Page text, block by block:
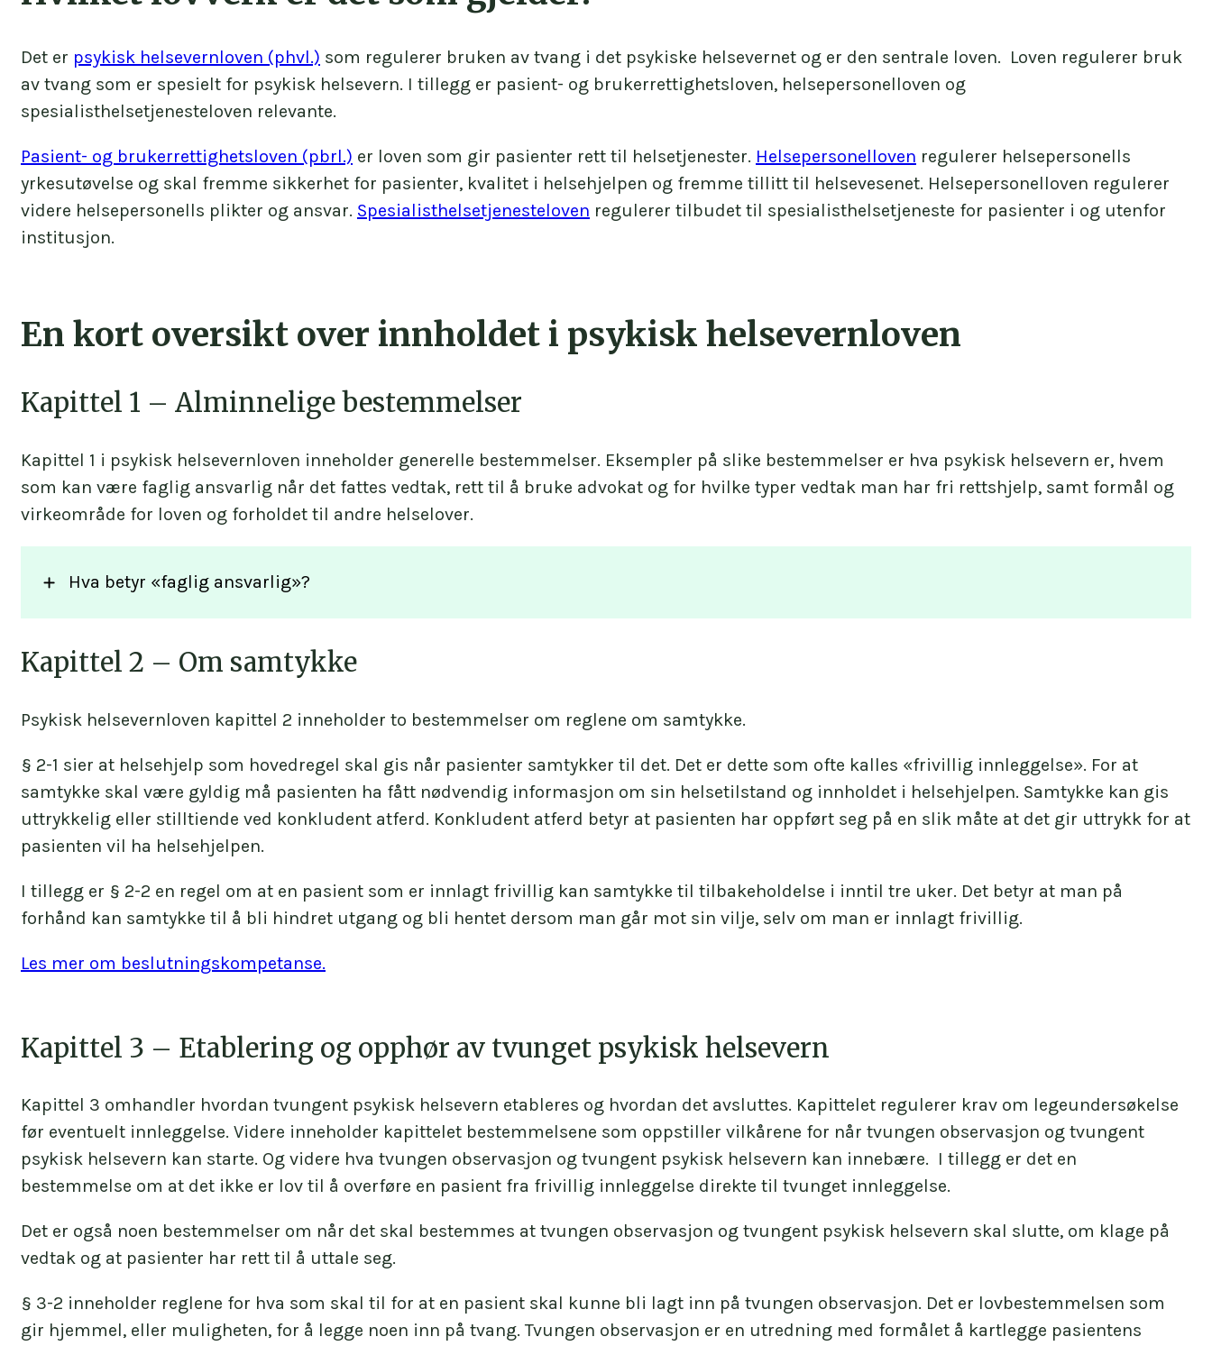
Det er psykisk helsevernloven (phvl.) som regulerer bruken av tvang i det psykiske helsevernet og er den sentrale loven. Loven regulerer bruk
av tvang som er spesielt for psykisk helsevern. I tillegg er pasient- og brukerrettighetsloven, helsepersonelloven og
spesialisthelsetjenesteloven relevante.
Pasient- og brukerrettighetsloven (pbrl.) er loven som gir pasienter rett til helsetjenester. Helsepersonelloven regulerer helsepersonells
yrkesutøvelse og skal fremme sikkerhet for pasienter, kvalitet i helsehjelpen og fremme tillitt til helsevesenet. Helsepersonelloven regulerer
videre helsepersonells plikter og ansvar. Spesialisthelsetjenesteloven regulerer tilbudet til spesialisthelsetjeneste for pasienter i og utenfor
institusjon.
En kort oversikt over innholdet i psykisk helsevernloven
Kapittel 1 – Alminnelige bestemmelser
Kapittel 1 i psykisk helsevernloven inneholder generelle bestemmelser. Eksempler på slike bestemmelser er hva psykisk helsevern er, hvem
som kan være faglig ansvarlig når det fattes vedtak, rett til å bruke advokat og for hvilke typer vedtak man har fri rettshjelp, samt formål og
virkeområde for loven og forholdet til andre helselover.
Hva betyr «faglig ansvarlig»?
Å være faglig ansvarlig innebærer at en lege eller psykolog kan fatte vedtak etter
Faglig ansvarlig er enten lege eller psykolog.
Faglig ansvarlig som er lege skal som hovedregel være spesialist i psykiatri eller barne- og ungdomspsykiatri.
Faglig ansvarlig som er psykolog skal som hovedregel være spesialist i klinisk psykologi med fordypningsområde i klinisk
voksenpsykologi eller barne- og ungdomspsykologi. Psykologen skal ha minst 2 års relevant praksis fra institusjon eller avdeling som
er godkjent for å ha ansvar for tvungen observasjon eller tvungent psykisk helsevern.
Det gis dispensasjon fra Helsedirektoratet til å være faglig ansvarlig, og i noen tilfeller kan det gjøres unntak fra de overnevnte
kvalifikasjonene dersom behovet tilsier det. Et slikt behov kan for eksempel være mangel på kvalifisert personell. I slike tilfeller kan for
eksempel leger i spesialisering (LIS) få midlertidig dispensasjon for å være faglig ansvarlig.
Kapittel 2 – Om samtykke
Psykisk helsevernloven kapittel 2 inneholder to bestemmelser om reglene om samtykke.
§ 2-1 sier at helsehjelp som hovedregel skal gis når pasienter samtykker til det. Det er dette som ofte kalles «frivillig innleggelse». For at
samtykke skal være gyldig må pasienten ha fått nødvendig informasjon om sin helsetilstand og innholdet i helsehjelpen. Samtykke kan gis
uttrykkelig eller stilltiende ved konkludent atferd. Konkludent atferd betyr at pasienten har oppført seg på en slik måte at det gir uttrykk for at
pasienten vil ha helsehjelpen.
I tillegg er § 2-2 en regel om at en pasient som er innlagt frivillig kan samtykke til tilbakeholdelse i inntil tre uker. Det betyr at man på
forhånd kan samtykke til å bli hindret utgang og bli hentet dersom man går mot sin vilje, selv om man er innlagt frivillig.
Les mer om beslutningskompetanse.
Kapittel 3 – Etablering og opphør av tvunget psykisk helsevern
Kapittel 3 omhandler hvordan tvungent psykisk helsevern etableres og hvordan det avsluttes. Kapittelet regulerer krav om legeundersøkelse
før eventuelt innleggelse. Videre inneholder kapittelet bestemmelsene som oppstiller vilkårene for når tvungen observasjon og tvungent
psykisk helsevern kan starte. Og videre hva tvungen observasjon og tvungent psykisk helsevern kan innebære. I tillegg er det en
bestemmelse om at det ikke er lov til å overføre en pasient fra frivillig innleggelse direkte til tvunget innleggelse.
Det er også noen bestemmelser om når det skal bestemmes at tvungen observasjon og tvungent psykisk helsevern skal slutte, om klage på
vedtak og at pasienter har rett til å uttale seg.
§ 3-2 inneholder reglene for hva som skal til for at en pasient skal kunne bli lagt inn på tvungen observasjon. Det er lovbestemmelsen som
gir hjemmel, eller muligheten, for å legge noen inn på tvang. Tvungen observasjon er en utredning med formålet å kartlegge pasientens